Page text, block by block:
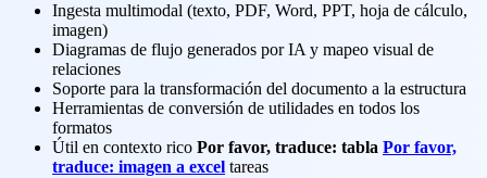
Ingesta multimodal (texto, PDF, Word, PPT, hoja de cálculo,
imagen)
Diagramas de flujo generados por IA y mapeo visual de
relaciones
Soporte para la transformación del documento a la estructura
Herramientas de conversión de utilidades en todos los
formatos
Útil en contexto rico Por favor, traduce: tabla Por favor,
traduce: imagen a excel tareas